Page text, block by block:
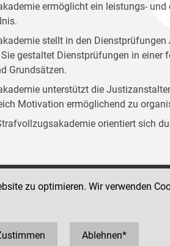
ermöglicht ein leistungs-
stellt in den
gestaltet Dienstprüfungen in einer
Grundsätzen.
unterstützt die
Motivation ermöglichend zu
orientiert sich
Social Media Kanäle
zu optimieren. Wir verwenden
Ablehnen*